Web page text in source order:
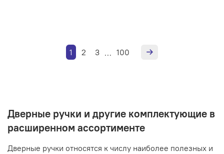
1 2 3 … 100
Дверные ручки и другие комплектующие в
расширенном ассортименте
Дверные ручки относятся к числу наиболее полезных и